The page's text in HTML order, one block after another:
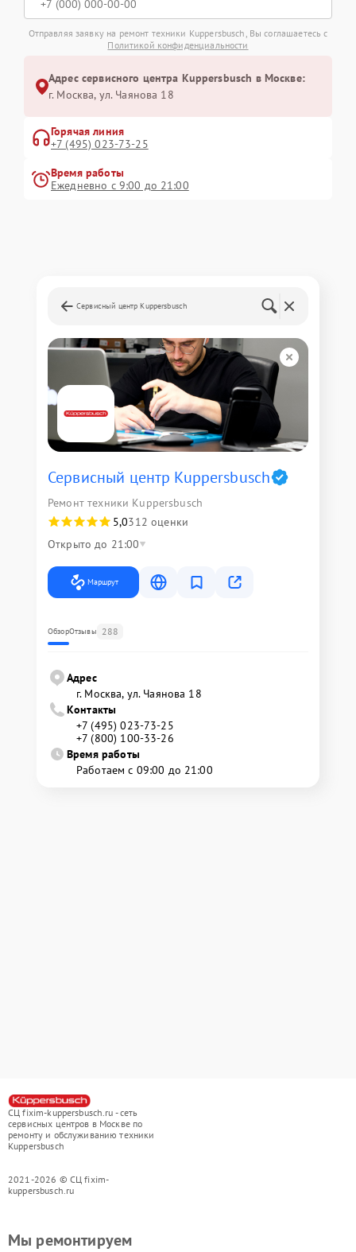
Отправляя заявку на ремонт техники Kuppersbusch, Вы соглашаетесь с
Политикой конфиденциальности
Адрес сервисного центра Kuppersbusch в Москве:
г. Москва, ул. Чаянова 18
Горячая линия
+7 (495) 023-73-25
Время работы
Ежедневно с 9:00 до 21:00
Сервисный центр Kuppersbusch
Сервисный центр Kuppersbusch
Ремонт техники Kuppersbusch
5,0312 оценки
Открыто до 21:00
Маршрут
ОбзорОтзывы 288
Адрес
г. Москва, ул. Чаянова 18
Контакты
+7 (495) 023-73-25
+7 (800) 100-33-26
Время работы
Работаем с 09:00 до 21:00
СЦ fixim-kuppersbusch.ru - сеть
сервисных центров в Москве по
ремонту и обслуживанию техники
Kuppersbusch
2021-2026 © СЦ fixim-
kuppersbusch.ru
Мы ремонтируем